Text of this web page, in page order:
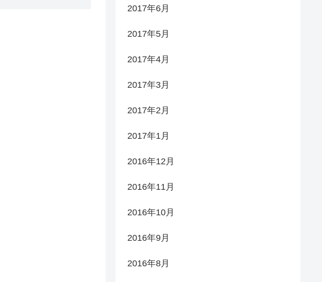
2017年6月
2017年5月
2017年4月
2017年3月
2017年2月
2017年1月
2016年12月
2016年11月
2016年10月
2016年9月
2016年8月